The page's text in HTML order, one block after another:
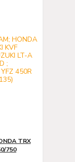
TRX
750